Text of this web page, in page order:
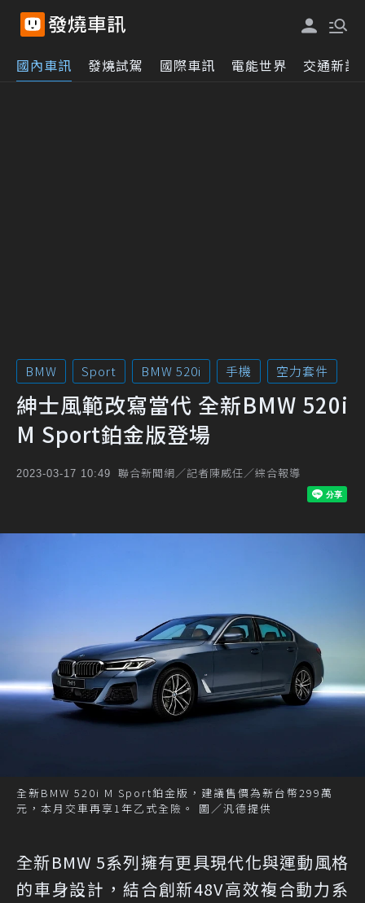
國內車訊 發燒試駕 國際車訊 電能世界 交通新訊
BMW Sport BMW 520i 手機 空力套件
紳士風範改寫當代 全新BMW 520i
M Sport鉑金版登場
2023-03-17 10:49 聯合新聞網／記者陳威任／綜合報導
全新BMW 520i M Sport鉑金版，建議售價為新台幣299萬
元，本月交車再享1年乙式全險。 圖／汎德提供
全新BMW 5系列擁有更具現代化與運動風格
的車身設計，結合創新48V高效複合動力系